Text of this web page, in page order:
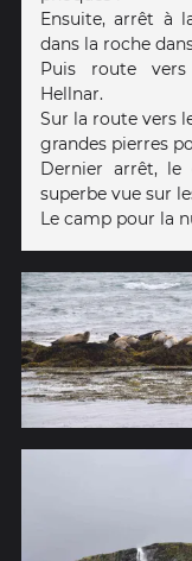
Ensuite, arrêt à
dans la roche
Puis route
Hellnar.
Sur la route vers
grandes pierres
Dernier arrêt, le
superbe vue sur
Le camp pour la